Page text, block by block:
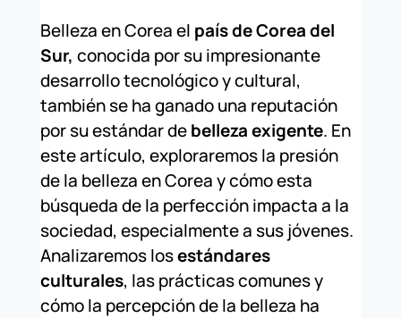
Belleza en Corea el país de Corea del
Sur, conocida por su impresionante
desarrollo tecnológico y cultural,
también se ha ganado una reputación
por su estándar debelleza exigente. En
este artículo, exploraremos la presión
de la belleza en Corea y cómo esta
búsqueda de la perfección impacta a la
sociedad, especialmente a sus jóvenes.
Analizaremos losestándares
culturales, las prácticas comunes y
cómo la percepción de la belleza ha